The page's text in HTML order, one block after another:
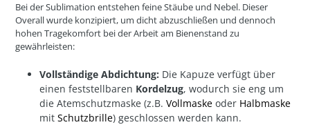
Bei der Sublimation entstehen feine Stäube und Nebel. Dieser
Overall wurde konzipiert, um dicht abzuschließen und dennoch
hohen Tragekomfort bei der Arbeit am Bienenstand zu
gewährleisten:
Vollständige Abdichtung: Die Kapuze verfügt über
einen feststellbaren Kordelzug, wodurch sie eng um
die Atemschutzmaske (z.B. Vollmaske oder Halbmaske
mit Schutzbrille) geschlossen werden kann.